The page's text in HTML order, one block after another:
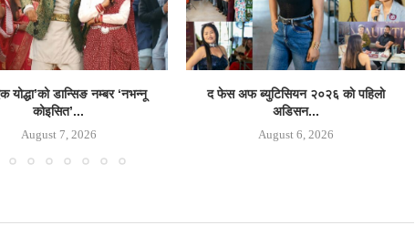
योद्धा’को डान्सिङ नम्बर ‘नभन्नू
कोइसित’...
August 7, 2026
द फेस अफ ब्युटिसियन २०२६ काे पहिलाे
अडिसन...
August 6, 2026